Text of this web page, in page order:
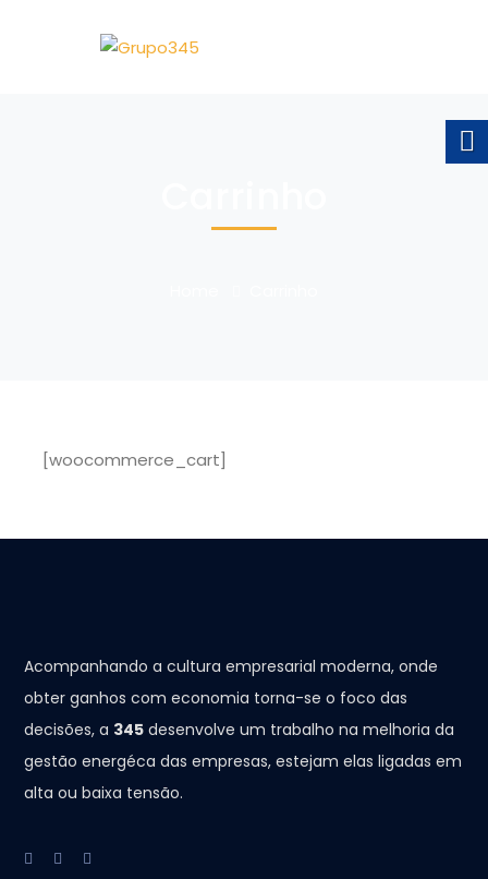
[woocommerce_cart]
Acompanhando a cultura empresarial moderna, onde
obter ganhos com economia torna-se o foco das
decisões, a 345 desenvolve um trabalho na melhoria da
gestão energéca das empresas, estejam elas ligadas em
alta ou baixa tensão.